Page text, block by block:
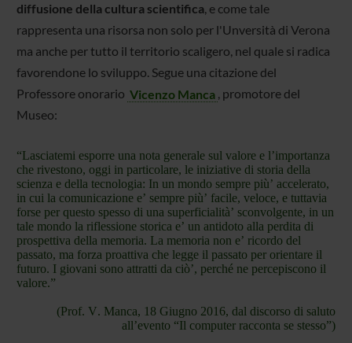
diffusione della cultura scientifica, e come tale
rappresenta una risorsa non solo per l'Unversità di Verona
ma anche per tutto il territorio scaligero, nel quale si radica
favorendone lo sviluppo. Segue una citazione del
Professore onorario Vicenzo Manca , promotore del
Museo:
“Lasciatemi esporre una nota generale sul valore e l’importanza
che rivestono, oggi in particolare, le iniziative di storia della
scienza e della tecnologia: In un mondo sempre più’ accelerato,
in cui la comunicazione e’ sempre più’ facile, veloce, e tuttavia
forse per questo spesso di una superficialità’ sconvolgente, in un
tale mondo la riflessione storica e’ un antidoto alla perdita di
prospettiva della memoria. La memoria non e’ ricordo del
passato, ma forza proattiva che legge il passato per orientare il
futuro. I giovani sono attratti da ciò’, perché ne percepiscono il
valore.”
(Prof. V. Manca, 18 Giugno 2016, dal discorso di saluto
all’evento “Il computer racconta se stesso”)